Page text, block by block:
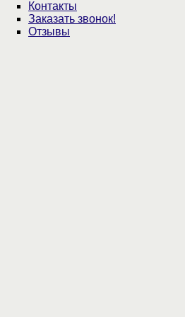
Контакты
Заказать звонок!
Отзывы